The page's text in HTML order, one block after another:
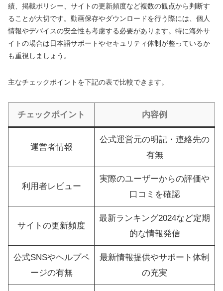
績、掲載ポリシー、サイトの更新頻度など複数の観点から判断す
ることが大切です。動画保存やダウンロードを行う際には、個人
情報やデバイスの安全性も考慮する必要があります。特に海外サ
イトの場合は日本語サポートやセキュリティ体制が整っているか
も重視しましょう。
主なチェックポイントを下記の表で比較できます。
チェックポイント 内容例
運営者情報
公式運営元の明記・連絡先の
有無
利用者レビュー
実際のユーザーからの評価や
口コミを確認
サイトの更新頻度
最新ランキング2024など定期
的な情報発信
公式SNSやヘルプペ
ージの有無
最新情報提供やサポート体制
の充実